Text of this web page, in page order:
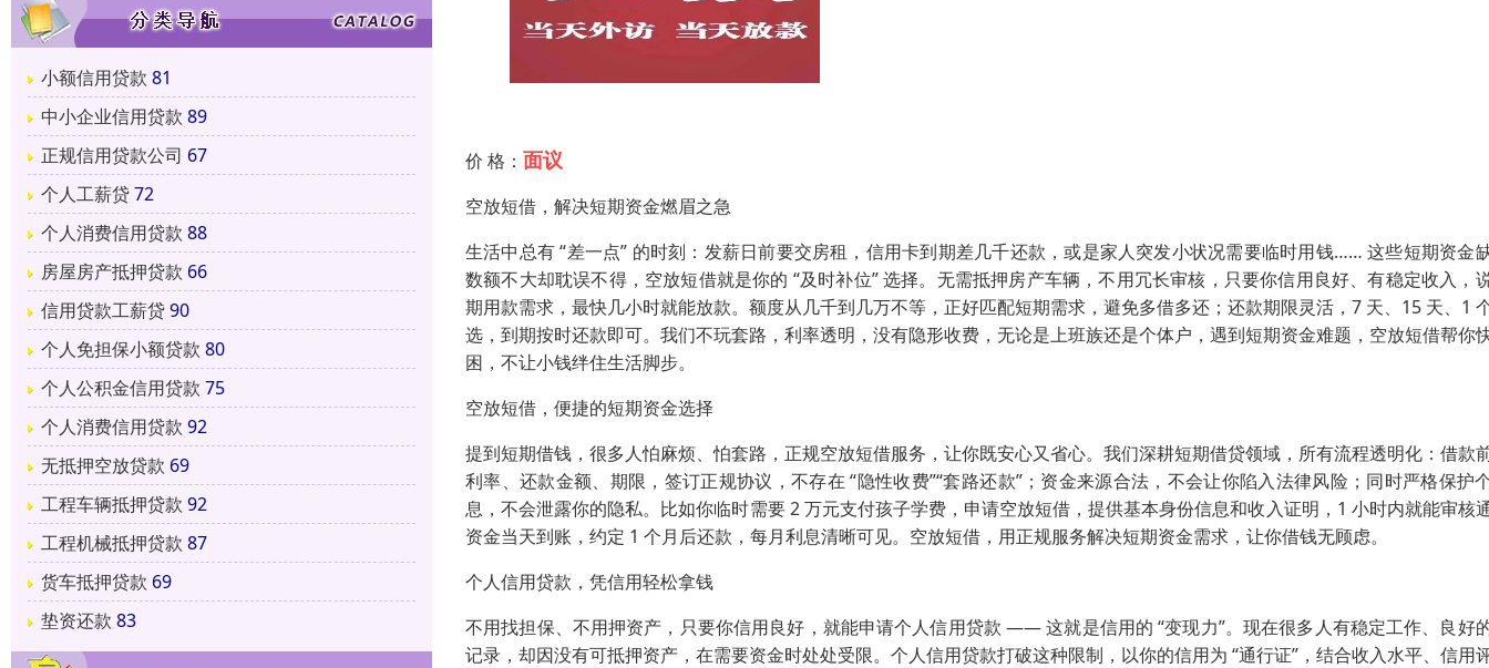
小额信用贷款 81
中小企业信用贷款 89
正规信用贷款公司 67
个人工薪贷72
个人消费信用贷款 88
房屋房产抵押贷款 66
信用贷款工薪贷90
个人免担保小额贷款 80
个人公积金信用贷款 75
个人消费信用贷款 92
无抵押空放贷款 69
工程车辆抵押贷款 92
工程机械抵押贷款 87
货车抵押贷款 69
垫资还款 83
价 格： 面议
空放短借，解决短期资金燃眉之急​
生活中总有 “差一点” 的时刻：发薪日前要交房租，信用卡到期差几千还款，或是家人突发小状况需要临时用钱…… 这些短期资金
数额不大却耽误不得，空放短借就是你的 “及时补位” 选择。无需抵押房产车辆，不用冗长审核，只要你信用良好、有稳定收入，
期用款需求，最快几小时就能放款。额度从几千到几万不等，正好匹配短期需求，避免多借多还；还款期限灵活，7 天、15 天、1
选，到期按时还款即可。我们不玩套路，利率透明，没有隐形收费，无论是上班族还是个体户，遇到短期资金难题，空放短借帮你
困，不让小钱绊住生活脚步。
空放短借，便捷的短期资金选择​
提到短期借钱，很多人怕麻烦、怕套路，正规空放短借服务，让你既安心又省心。我们深耕短期借贷领域，所有流程透明化：借款
利率、还款金额、期限，签订正规协议，不存在 “隐性收费”“套路还款”；资金来源合法，不会让你陷入法律风险；同时严格保护
息，不会泄露你的隐私。比如你临时需要 2 万元支付孩子学费，申请空放短借，提供基本身份信息和收入证明，1 小时内就能审核
资金当天到账，约定 1 个月后还款，每月利息清晰可见。空放短借，用正规服务解决短期资金需求，让你借钱无顾虑。
个人信用贷款，凭信用轻松拿钱​
不用找担保、不用押资产，只要你信用良好，就能申请个人信用贷款 —— 这就是信用的 “变现力”。现在很多人有稳定工作、良好
记录，却因没有可抵押资产，在需要资金时处处受限。个人信用贷款打破这种限制，以你的信用为 “通行证”，结合收入水平、信用